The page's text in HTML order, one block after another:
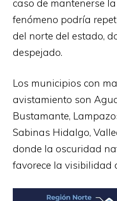
caso de mantenerse
fenómeno podría
del norte del estado,
despejado.
Los municipios con
avistamiento son
Bustamante,
Sabinas Hidalgo,
donde la oscuridad
favorece la visibilidad